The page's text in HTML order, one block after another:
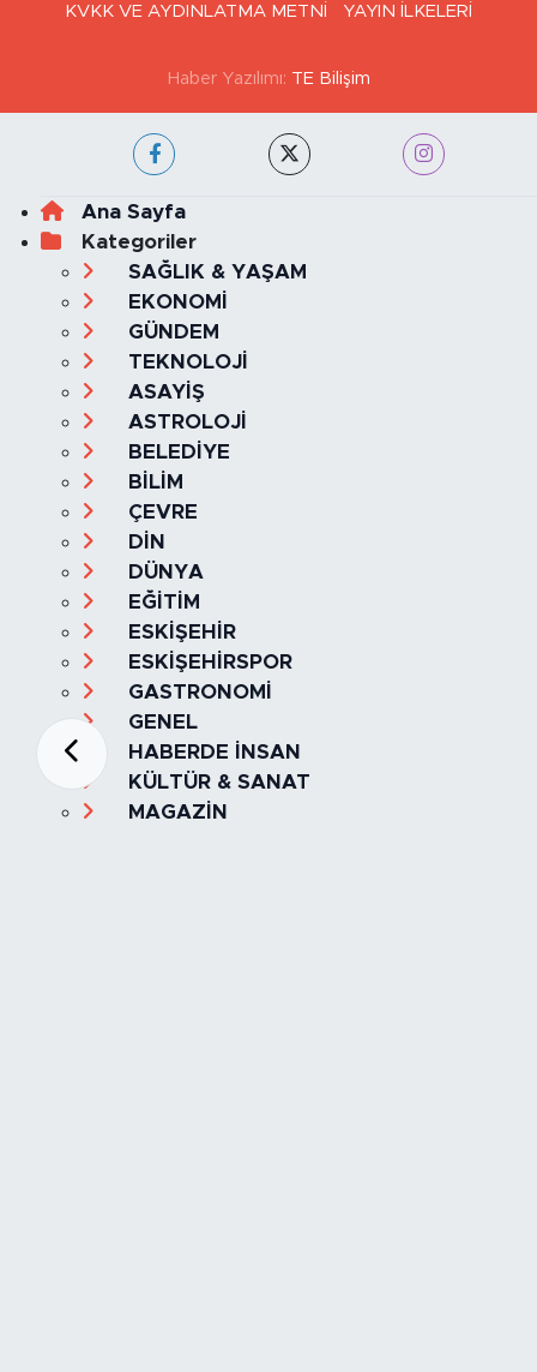
KVKK VE AYDINLATMA METNİ
YAYIN İLKELERİ
Haber Yazılımı: TE Bilişim
Ana Sayfa
Kategoriler
SAĞLIK & YAŞAM
EKONOMİ
GÜNDEM
TEKNOLOJİ
ASAYİŞ
ASTROLOJİ
BELEDİYE
BİLİM
ÇEVRE
DİN
DÜNYA
EĞİTİM
ESKİŞEHİR
ESKİŞEHİRSPOR
GASTRONOMİ
GENEL
HABERDE İNSAN
KÜLTÜR & SANAT
MAGAZİN